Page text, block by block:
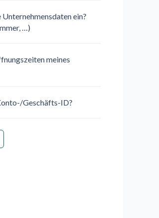
Unternehmensdaten ein?
…)
meines
Geschäfts-ID?